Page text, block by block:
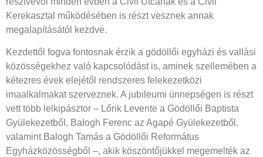
Kerekasztal működésében is részt vesznek annak
megalapításától kezdve.
Kezdettől fogva fontosnak érzik a gödöllői egyházi és vallási
közösségekhez való kapcsolódást is, aminek szellemében a
kétezres évek elejétől rendszeres felekezetközi
imaalkalmakat szerveznek. A jubileumi ünnepségen is részt
vett több lelkipásztor – Lőrik Levente a Gödöllői Baptista
Gyülekezetből, Balogh Ferenc az Agapé Gyülekezetből,
valamint Balogh Tamás a Gödöllői Református
Egyházközösségből –, akik köszöntőjükkel megemelték az